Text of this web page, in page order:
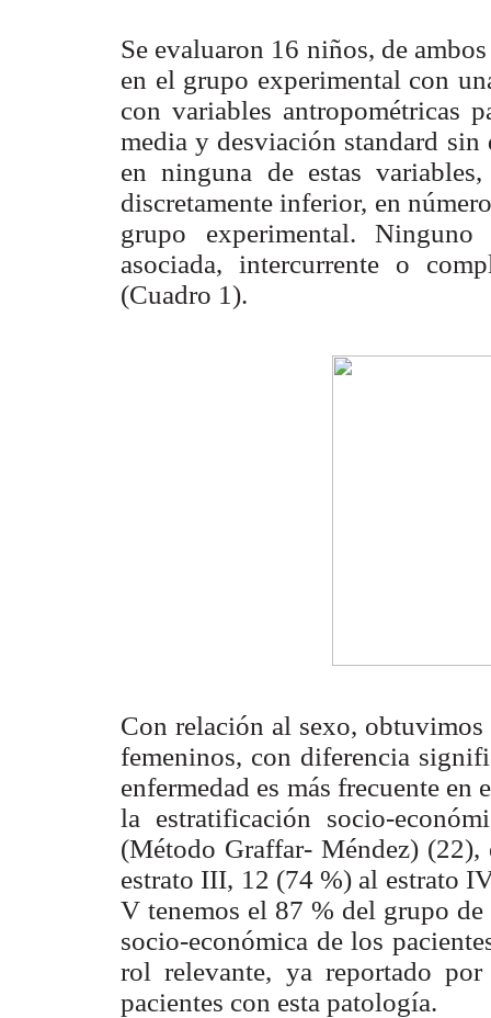
Se evaluaron 16 niños, de
en el grupo experimental con
con variables antropométricas
media y desviación standard
en ninguna de estas
discretamente inferior, en
grupo experimental.
asociada, intercurrente o
(Cuadro 1).
Con relación al sexo,
femeninos, con diferencia
enfermedad es más frecuente
la estratificación socio-
(Método Graffar- Méndez) (22),
estrato III, 12 (74 %) al estrato
V tenemos el 87 % del grupo
socio-económica de los
rol relevante, ya reportado
pacientes con esta patología.